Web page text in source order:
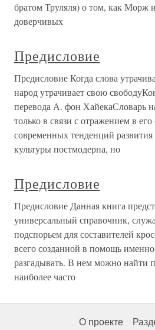
братом Труляля) о том, как Морж
доверчивых
Предисловие
Предисловие Когда слова
народ утрачивает свою
перевода А. фон ХайекаСловарь
только в связи с отражением в
современных тенденций
культуры постмодерна, но
Предисловие
Предисловие Данная книга
универсальный справочник,
подспорьем для составителей
всего созданной в помощь
разгадывать. В нем можно найти
наиболее часто
О проекте